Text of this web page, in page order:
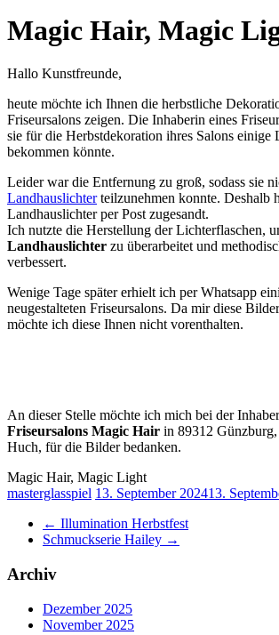
Magic Hair, Magic
Hallo Kunstfreunde,
heute möchte ich Ihnen die herbstliche
Friseursalons zeigen. Die Inhaberin eines
sie für die Herbstdekoration ihres Salons einige
bekommen könnte.
Leider war die Entfernung zu groß, sodass sie
Landhauslichterteilzunehmen konnte. Deshalb
Landhauslichter per Post zugesandt.
Ich nutzte die Herstellung der Lichterflaschen,
Landhauslichter zu überarbeitet und
verbessert.
Wenige Tage später erhielt ich per Whatsapp
neugestalteten Friseursalons. Da mir diese
möchte ich diese Ihnen nicht vorenthalten.
An dieser Stelle möchte ich mich bei der
Friseursalons Magic Hair in 89312
Huch, für die Bilder bedanken.
Magic Hair, Magic Light
masterglasspiel 13. September 202413.
← Illumination Herbstfest
Schmuckserie Hailey →
Archiv
Dezember 2025
November 2025